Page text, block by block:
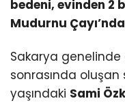
bedeni, evinden 2
Mudurnu
Sakarya genelinde
sonrasında oluşan
yaşındaki Sami